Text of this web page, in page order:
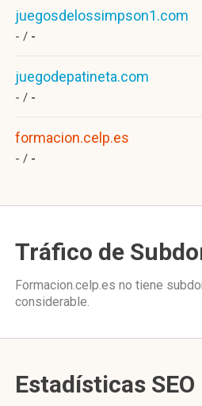
juegosdelossimpson1.com
- / -
juegodepatineta.com
- / -
formacion.celp.es
- / -
Tráfico de
Formacion.celp.es no tiene
considerable.
Estadísticas SEO